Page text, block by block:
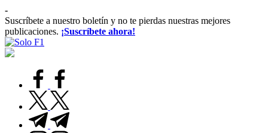
Saltar
al
contenido
-
Suscríbete a nuestro boletín y no te pierdas nuestras mejores
publicaciones. ¡Suscríbete ahora!
Para
facebook.com
twitter.com
t.me